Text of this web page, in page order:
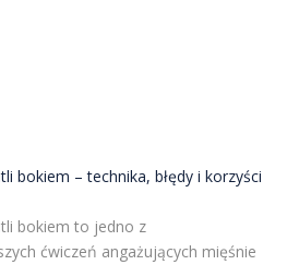
bokiem – technika, błędy i korzyści
bokiem to jedno z
ćwiczeń angażujących mięśnie